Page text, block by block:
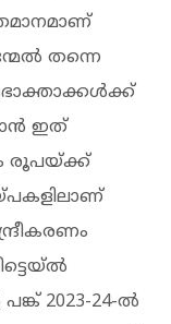
തന്നെ
ഇത്
രൂപയ്ക്ക്
2023-24-ൽ